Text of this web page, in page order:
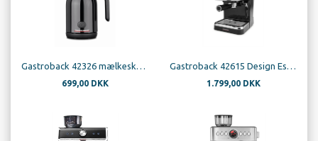
Gastroback 42326 mælkeskummer latte magic, sort
699,00 DKK
Gastroback 42615 Design Espresso Basic
1.799,00 DKK